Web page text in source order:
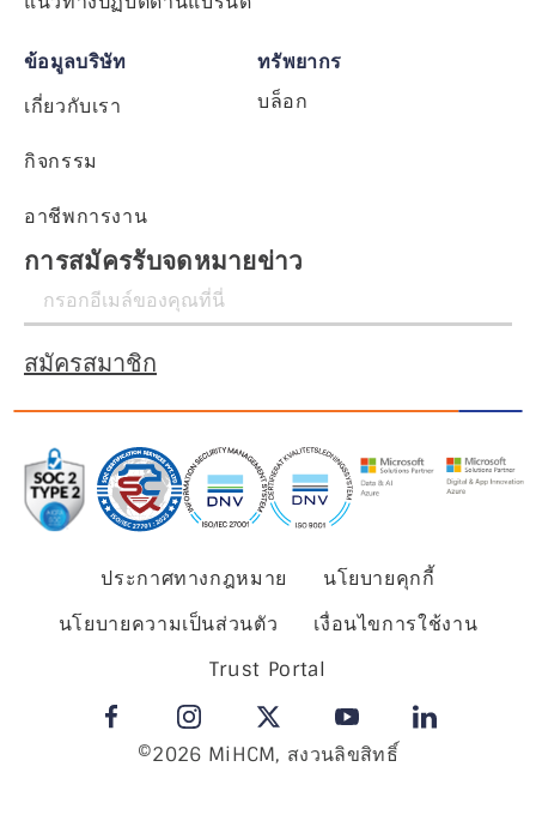
ข้อมูลบริษัท
เกี่ยวกับเรา
กิจกรรม
อาชีพการงาน
ทรัพยากร
บล็อก
การสมัครรับจดหมายข่าว
สมัครสมาชิก
ประกาศทางกฎหมาย
นโยบายคุกกี้
นโยบายความเป็นส่วนตัว
เงื่อนไขการใช้งาน
Trust Portal
©2026 MiHCM, สงวนลิขสิทธิ์